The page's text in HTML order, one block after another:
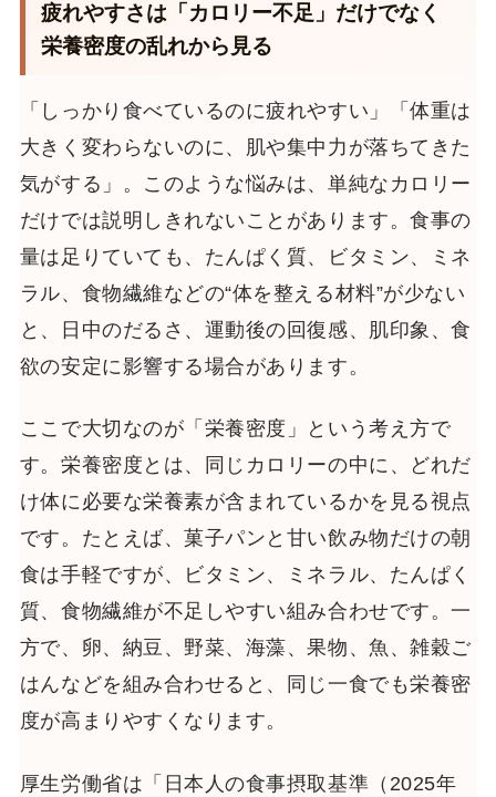
疲れやすさは「カロリー不足」だけでなく
栄養密度の乱れから見る
「しっかり食べているのに疲れやすい」「体重は
大きく変わらないのに、肌や集中力が落ちてきた
気がする」。このような悩みは、単純なカロリー
だけでは説明しきれないことがあります。食事の
量は足りていても、たんぱく質、ビタミン、ミネ
ラル、食物繊維などの“体を整える材料”が少ない
と、日中のだるさ、運動後の回復感、肌印象、食
欲の安定に影響する場合があります。
ここで大切なのが「栄養密度」という考え方で
す。栄養密度とは、同じカロリーの中に、どれだ
け体に必要な栄養素が含まれているかを見る視点
です。たとえば、菓子パンと甘い飲み物だけの朝
食は手軽ですが、ビタミン、ミネラル、たんぱく
質、食物繊維が不足しやすい組み合わせです。一
方で、卵、納豆、野菜、海藻、果物、魚、雑穀ご
はんなどを組み合わせると、同じ一食でも栄養密
度が高まりやすくなります。
厚生労働省は「日本人の食事摂取基準（2025年